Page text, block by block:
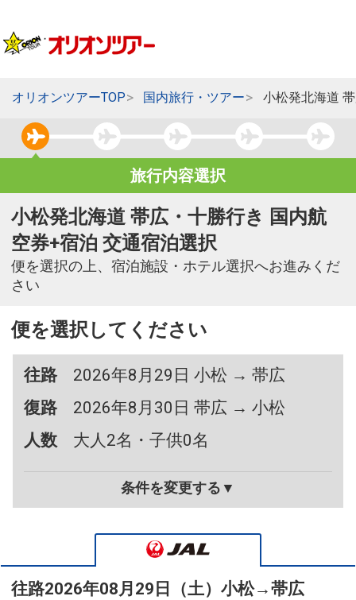
オリオンツアーTOP 国内旅行・ツアー 小松発北海道
旅行内容選択
小松発北海道 帯広・十勝行き 国内航
空券+宿泊 交通宿泊選択
便を選択の上、宿泊施設・ホテル選択へお進みくだ
さい
便を選択してください
往路
2026年8月29日 小松 → 帯広
復路
2026年8月30日 帯広 → 小松
人数
大人2名・子供0名
条件を変更する▼
往路2026年08月29日（土） 小松→帯広